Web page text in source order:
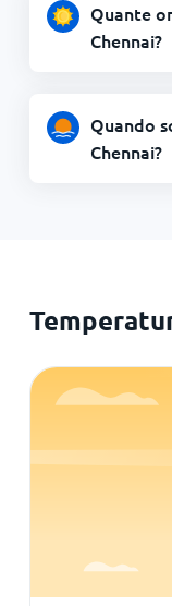
Quante
Chennai?
Quando
Chennai?